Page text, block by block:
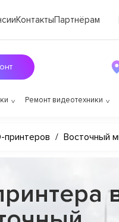
КонтактыПартнёрам
Ремонт видеотехники
принтеров / Восточный